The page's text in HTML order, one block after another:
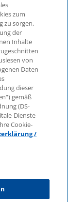
mbH,
und ein
International
by
die Struktur
Sie
für
nicht
verpflichten
zum
zu sorgen,
der
Inhalte
von
Daten
dieser
gemäß
(DS-
Dienste-
Cookie-
/